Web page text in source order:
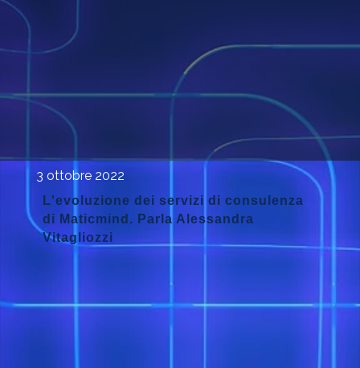
3 ottobre 2022
L'evoluzione dei servizi di consulenza
di Maticmind. Parla Alessandra
Vitagliozzi